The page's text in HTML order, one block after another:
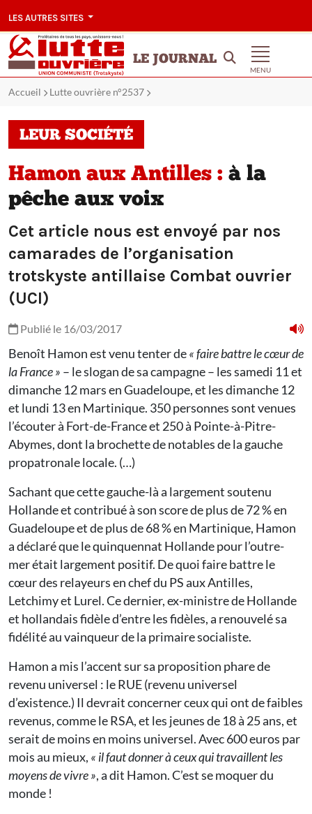
LES AUTRES SITES
LE JOURNAL
MENU
Accueil Lutte ouvrière n°2537
LEUR SOCIÉTÉ
Hamon aux Antilles : à la
pêche aux voix
Cet article nous est envoyé par nos
camarades de l’organisation
trotskyste antillaise Combat ouvrier
(UCI)
Publié le 16/03/2017
Benoît Hamon est venu tenter de«faire battre le cœur de
la France» – le slogan de sa campagne – les samedi 11 et
dimanche 12 mars en Guadeloupe, et les dimanche 12
et lundi 13 en Martinique. 350 personnes sont venues
l’écouter à Fort-de-France et 250 à Pointe-à-Pitre-
Abymes, dont la brochette de notables de la gauche
propatronale locale. (…)
Sachant que cette gauche-là a largement soutenu
Hollande et contribué à son score de plus de 72 % en
Guadeloupe et de plus de 68 % en Martinique, Hamon
a déclaré que le quinquennat Hollande pour l’outre-
mer était largement positif. De quoi faire battre le
cœur des relayeurs en chef du PS aux Antilles,
Letchimy et Lurel. Ce dernier, ex-ministre de Hollande
et hollandais fidèle d’entre les fidèles, a renouvelé sa
fidélité au vainqueur de la primaire socialiste.
Hamon a mis l’accent sur sa proposition phare de
revenu universel : le RUE (revenu universel
d’existence.) Il devrait concerner ceux qui ont de faibles
revenus, comme le RSA, et les jeunes de 18 à 25 ans, et
serait de moins en moins universel. Avec 600 euros par
mois au mieux, « il faut donner à ceux qui travaillent les
moyens de vivre», a dit Hamon. C’est se moquer du
monde !